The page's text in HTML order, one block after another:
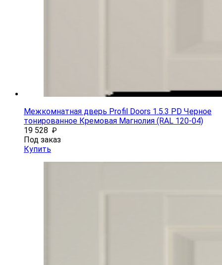
Межкомнатная дверь Profil Doors 1.5.3 PD Черное
тонированное Кремовая Магнолия (RAL 120-04)
19 528 ₽
Под заказ
Купить